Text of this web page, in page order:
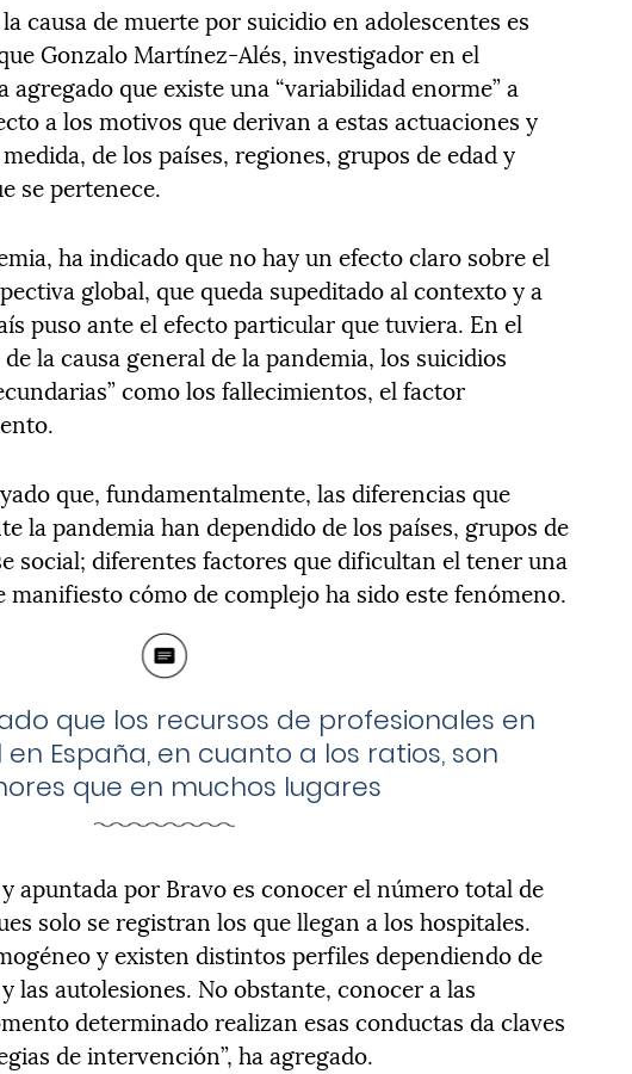
causa de muerte por suicidio en adolescentes es
Gonzalo Martínez-Alés, investigador en el
agregado que existe una “variabilidad enorme” a
a los motivos que derivan a estas actuaciones y
de los países, regiones, grupos de edad y
se pertenece.
ha indicado que no hay un efecto claro sobre el
global, que queda supeditado al contexto y a
puso ante el efecto particular que tuviera. En el
la causa general de la pandemia, los suicidios
como los fallecimientos, el factor
que, fundamentalmente, las diferencias que
la pandemia han dependido de los países, grupos de
social; diferentes factores que dificultan el tener una
manifiesto cómo de complejo ha sido este fenómeno.
que los recursos de profesionales en
España, en cuanto a los ratios, son
que en muchos lugares
apuntada por Bravo es conocer el número total de
solo se registran los que llegan a los hospitales.
y existen distintos perfiles dependiendo de
las autolesiones. No obstante, conocer a las
determinado realizan esas conductas da claves
de intervención”, ha agregado.